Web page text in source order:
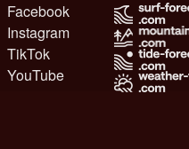
Facebook
Instagram
TikTok
YouTube